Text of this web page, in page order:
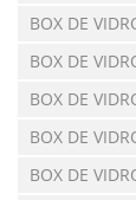
BOX DE
BOX DE
BOX DE
BOX DE
BOX DE